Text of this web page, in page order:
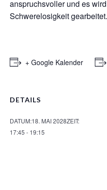
anspruchsvoller und es
Schwerelosigkeit gearbeitet.
+ Google Kalender
DETAILS
DATUM:18. MAI 2028ZEIT:
17:45 - 19:15